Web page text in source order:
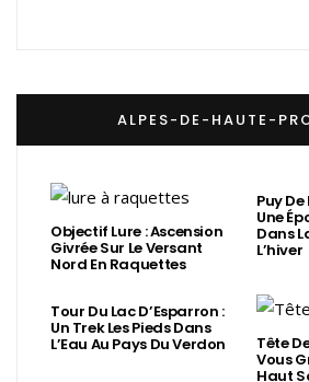
ALPES-DE-HAUTE-
Objectif Lure : Ascension
Givrée Sur Le Versant
Nord En Raquettes
Puy
Une
Dans
L’hiver
Tour Du Lac D’Esparron :
Un Trek Les Pieds Dans
L’Eau Au Pays Du Verdon Tête
Vous
Haut